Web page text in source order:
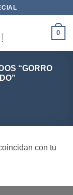
0
“GORRO
con tu